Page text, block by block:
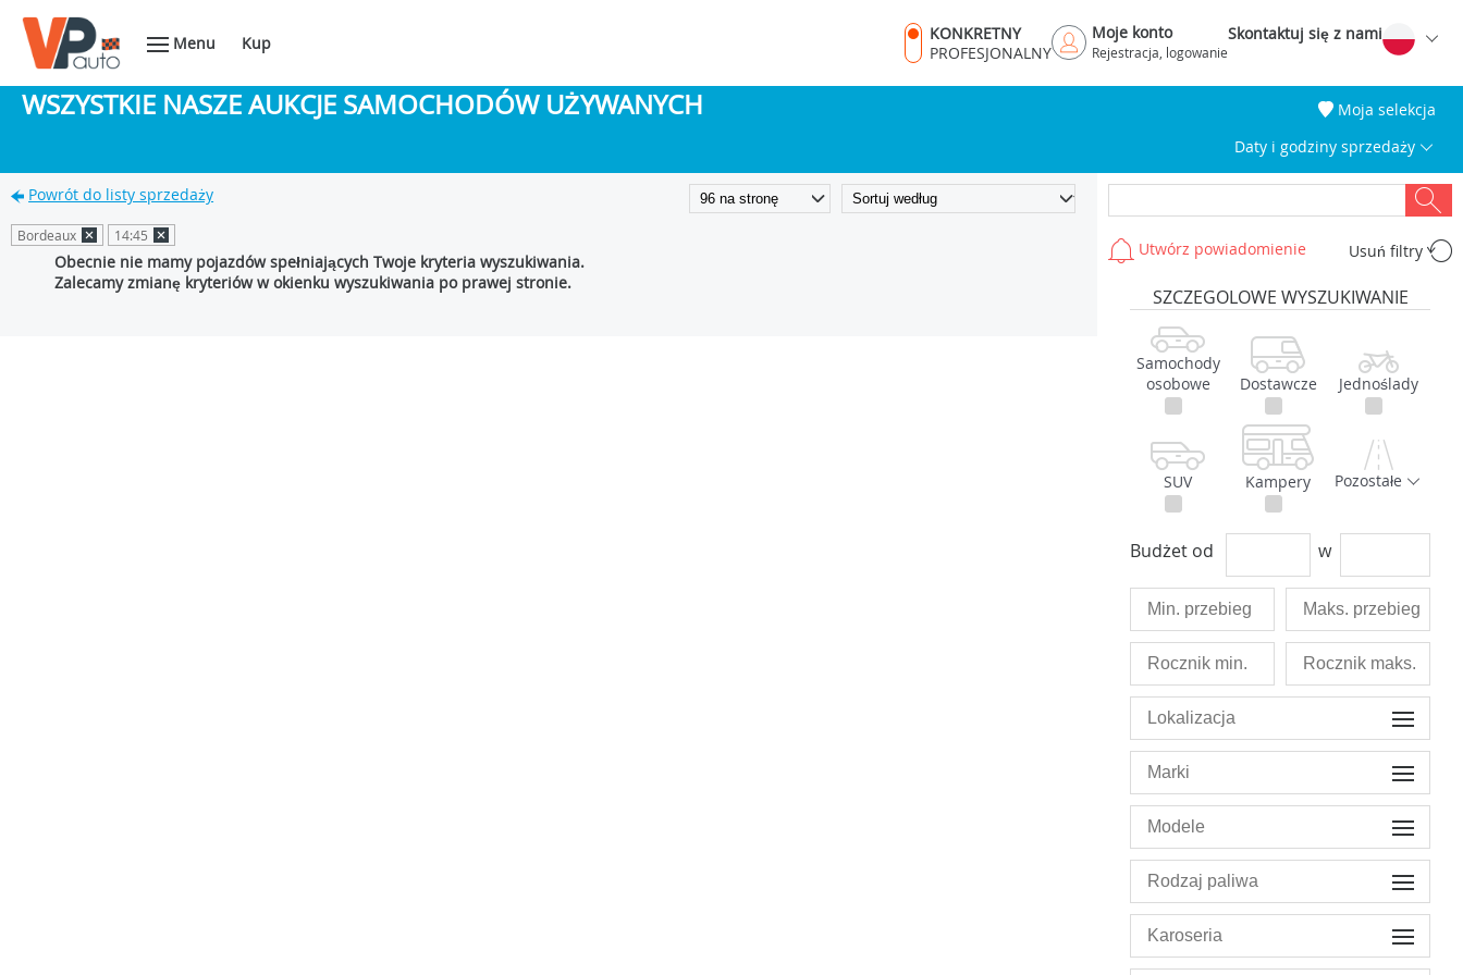
Menu Kup
KONKRETNY
PROFESJONALNY
Moje konto
Rejestracja, logowanie
Skontaktuj się z nami
WSZYSTKIE NASZE AUKCJE SAMOCHODÓW UŻYWANYCH
Moja selekcja
Daty i godziny sprzedaży
Powrót do listy sprzedaży
Bordeaux 14:45
Obecnie nie mamy pojazdów spełniających Twoje kryteria wyszukiwania.
Zalecamy zmianę kryteriów w okienku wyszukiwania po prawej stronie.
Utwórz powiadomienie Usuń filtry
SZCZEGOLOWE WYSZUKIWANIE
Samochody
osobowe
Dostawcze Jednoślady
SUV Kampery Pozostałe
Budżet od w